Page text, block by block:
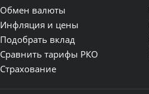
Обмен валюты
Инфляция и цены
Подобрать вклад
Сравнить тарифы РКО
Страхование